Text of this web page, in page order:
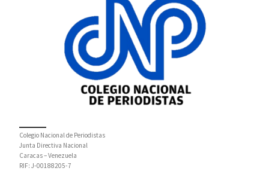
Colegio Nacional de Periodistas
Junta Directiva Nacional
Caracas – Venezuela
RIF: J-00188205-7